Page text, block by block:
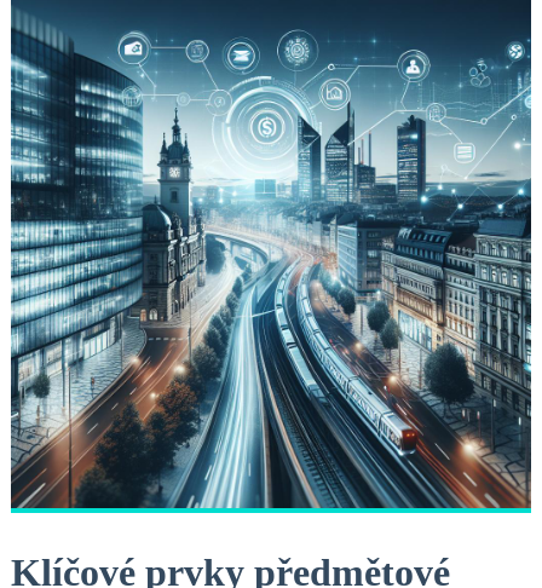
Klíčové ⁢prvky předmětové